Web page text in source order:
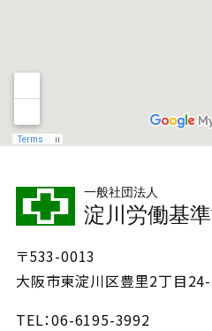
一般社団法人
淀川労働基
〒533-0013
大阪市東淀川区豊里2丁目24-
TEL 06-6195-3992